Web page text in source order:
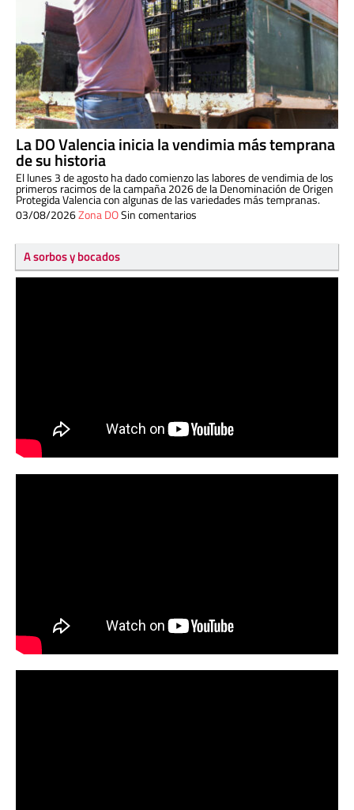
La DO Valencia inicia la vendimia más temprana
de su historia
El lunes 3 de agosto ha dado comienzo las labores de vendimia de los
primeros racimos de la campaña 2026 de la Denominación de Origen
Protegida Valencia con algunas de las variedades más tempranas.
03/08/2026Zona DOSin comentarios
A sorbos y bocados